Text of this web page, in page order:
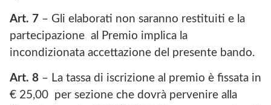
Art. 7 – Gli elaborati non saranno restituiti e la
partecipazione al Premio implica la
incondizionata accettazione del presente bando.
Art. 8 – La tassa di iscrizione al premio è fissata in
€ 25,00 per sezione che dovrà pervenire alla